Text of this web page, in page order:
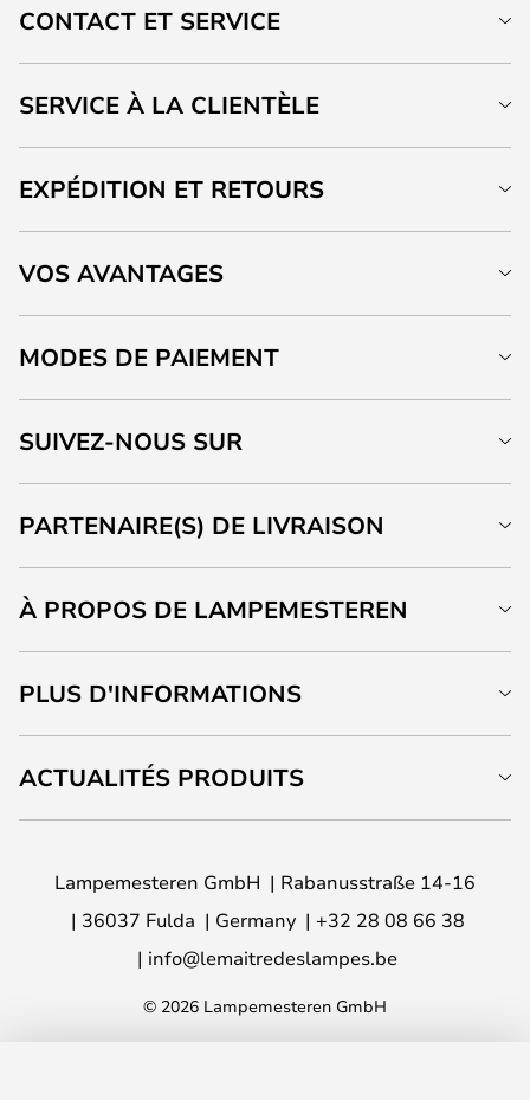
CONTACT ET SERVICE
SERVICE À LA CLIENTÈLE
EXPÉDITION ET RETOURS
VOS AVANTAGES
MODES DE PAIEMENT
SUIVEZ-NOUS SUR
PARTENAIRE(S) DE LIVRAISON
À PROPOS DE LAMPEMESTEREN
PLUS D'INFORMATIONS
ACTUALITÉS PRODUITS
Lampemesteren GmbH
Rabanusstraße 14-16
36037 Fulda
Germany
+32 28 08 66 38
info@lemaitredeslampes.be
© 2026 Lampemesteren GmbH